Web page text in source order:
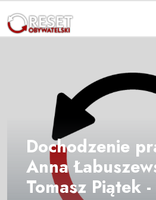
Dochodzenie
Anna
Tomasz Piątek